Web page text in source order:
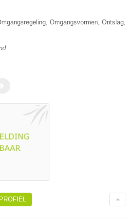
Omgangsvormen, Ontslag,